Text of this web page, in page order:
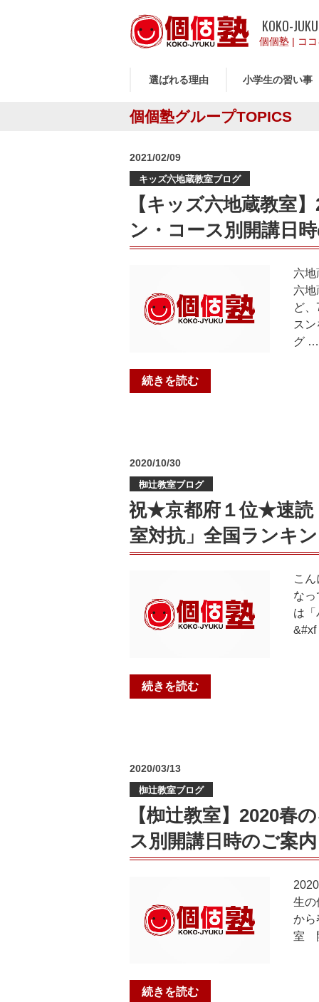
KOKO-
個個塾 | コ
選ばれる理由 小学生の習い事
個個塾グループTOPICS
投
2021/02/09
キッズ六地蔵教室ブログ
【キッズ六地蔵教室
ン・コース別開講日
六
六
ど
ス
グ …
“【キ
ッ
蔵
教
室】
2021
春
の
ズ
無
レ
ー
ス
別
開
講
日
ご
案
続きを読む
投
日:
2020/10/30
椥辻教室ブログ
祝★京都府１位★速読
室対抗」全国ランキ
こ
なっ
は「
“祝
★
１
位
★
速
読・
検
「ス
ピ
ス
続きを読む
投
日:
2020/03/13
椥辻教室ブログ
【椥辻教室】2020春
ス別開講日時のご案内
生の
から
室
“【椥
続きを読む